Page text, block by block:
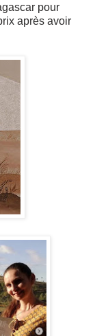
pour
après avoir